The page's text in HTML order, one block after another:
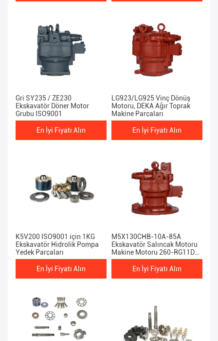
Gri SY235 / ZE230
Ekskavatör Döner Motor
Grubu ISO9001
En İyi Fiyatı Alın
LG923/LG925 Vinç Dönüş
Motoru, DEKA Ağır Toprak
Makine Parçaları
En İyi Fiyatı Alın
K5V200 ISO9001 için 1KG
Ekskavatör Hidrolik Pompa
Yedek Parçaları
En İyi Fiyatı Alın
M5X130CHB-10A-85A
Ekskavatör Salıncak Motoru
Makine Motoru 260-RG11D20
SY205/215 -RG11D için
En İyi Fiyatı Alın